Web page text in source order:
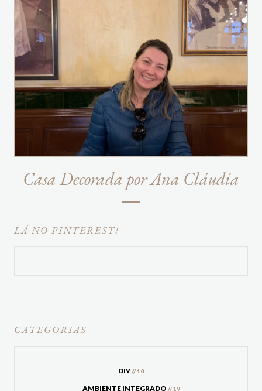
Casa Decorada por Ana Cláudia
LÁ NO PINTEREST!
CATEGORIAS
DIY// 10
AMBIENTE INTEGRADO // 19